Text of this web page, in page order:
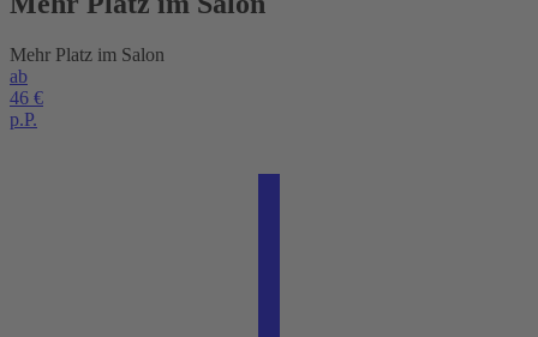
Mehr Platz im Salon
ab
46 €
p.P.